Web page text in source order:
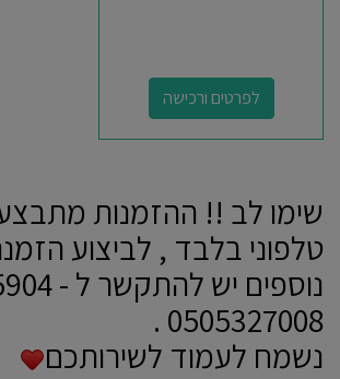
לפרטים ורכישה
שימו לב !! ההזמנות
טלפוני בלבד , לביצוע
0505327008 .
נשמח לעמוד לשירותכם